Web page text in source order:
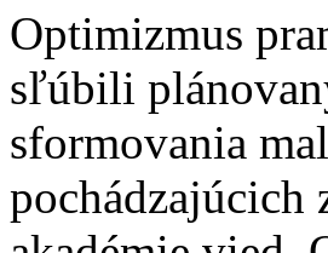
Optimizmus
sľúbili
sformovania
pochádzajúcich